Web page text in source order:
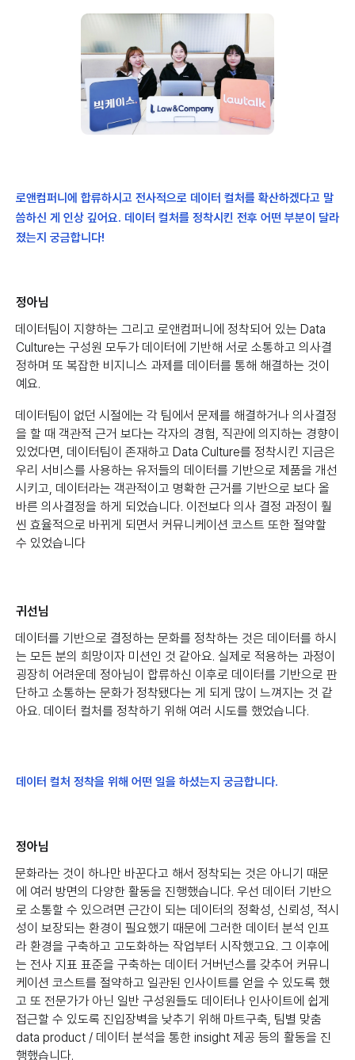
로앤컴퍼니에 합류하시고 전사적으로 데이터 컬처를 확산하겠다고 말
씀하신 게 인상 깊어요. 데이터 컬처를 정착시킨 전후 어떤 부분이 달라
졌는지 궁금합니다!
정아님
데이터팀이 지향하는 그리고 로앤컴퍼니에 정착되어 있는 Data
Culture는 구성원 모두가 데이터에 기반해 서로 소통하고 의사결
정하며 또 복잡한 비지니스 과제를 데이터를 통해 해결하는 것이
예요.
데이터팀이 없던 시절에는 각 팀에서 문제를 해결하거나 의사결정
을 할 때 객관적 근거 보다는 각자의 경험, 직관에 의지하는 경향이
있었다면, 데이터팀이 존재하고 Data Culture를 정착시킨 지금은
우리 서비스를 사용하는 유저들의 데이터를 기반으로 제품을 개선
시키고, 데이터라는 객관적이고 명확한 근거를 기반으로 보다 올
바른 의사결정을 하게 되었습니다. 이전보다 의사 결정 과정이 훨
씬 효율적으로 바뀌게 되면서 커뮤니케이션 코스트 또한 절약할
수 있었습니다
귀선님
데이터를 기반으로 결정하는 문화를 정착하는 것은 데이터를 하시
는 모든 분의 희망이자 미션인 것 같아요. 실제로 적용하는 과정이
굉장히 어려운데 정아님이 합류하신 이후로 데이터를 기반으로 판
단하고 소통하는 문화가 정착됐다는 게 되게 많이 느껴지는 것 같
아요. 데이터 컬처를 정착하기 위해 여러 시도를 했었습니다.
데이터 컬처 정착을 위해 어떤 일을 하셨는지 궁금합니다.
정아님
문화라는 것이 하나만 바꾼다고 해서 정착되는 것은 아니기 때문
에 여러 방면의 다양한 활동을 진행했습니다. 우선 데이터 기반으
로 소통할 수 있으려면 근간이 되는 데이터의 정확성, 신뢰성, 적시
성이 보장되는 환경이 필요했기 때문에 그러한 데이터 분석 인프
라 환경을 구축하고 고도화하는 작업부터 시작했고요. 그 이후에
는 전사 지표 표준을 구축하는 데이터 거버넌스를 갖추어 커뮤니
케이션 코스트를 절약하고 일관된 인사이트를 얻을 수 있도록 했
고 또 전문가가 아닌 일반 구성원들도 데이터나 인사이트에 쉽게
접근할 수 있도록 진입장벽을 낮추기 위해 마트구축, 팀별 맞춤
data product / 데이터 분석을 통한 insight 제공 등의 활동을 진
행했습니다.